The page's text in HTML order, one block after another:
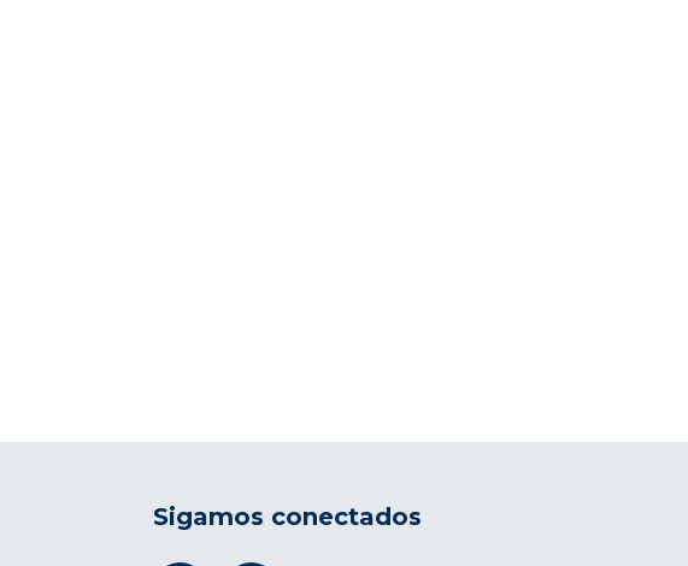
Sigamos conectados